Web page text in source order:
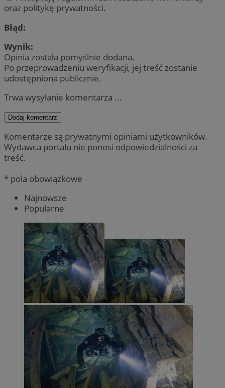
oraz politykę prywatności.
Błąd:
Wynik:
Opinia została pomyślnie dodana.
Po przeprowadzeniu weryfikacji, jej treść zostanie
udostępniona publicznie.
Trwa wysyłanie komentarza ...
Dodaj komentarz
Komentarze są prywatnymi opiniami użytkowników.
Wydawca portalu nie ponosi odpowiedzialności za
treść.
* pola obowiązkowe
Najnowsze
Popularne